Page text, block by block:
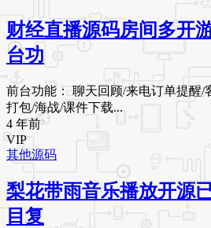
财经直播源码房间多开
台功
前台功能： 聊天回顾/来电订单提醒/
打包/海战/课件下载...
4 年前
VIP
其他源码
梨花带雨音乐播放开源
目复